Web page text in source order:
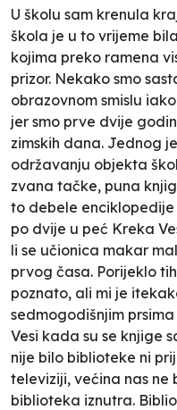
U školu sam krenula
škola je u to vrijeme
kojima preko ramena
prizor. Nekako smo
obrazovnom smislu
jer smo prve dvije
zimskih dana. Jednog
održavanju objekta
zvana tačke, puna
to debele
po dvije u peć Kreka
li se učionica makar
prvog časa. Porijeklo
poznato, ali mi je
sedmogodišnjim
Vesi kada su se knjige
nije bilo biblioteke ni
televiziji, većina nas
biblioteka iznutra.